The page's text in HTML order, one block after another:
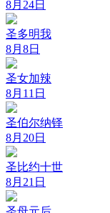
8月24日
圣多明我
8月8日
圣女加辣
8月11日
圣伯尔纳铎
8月20日
圣比约十世
8月21日